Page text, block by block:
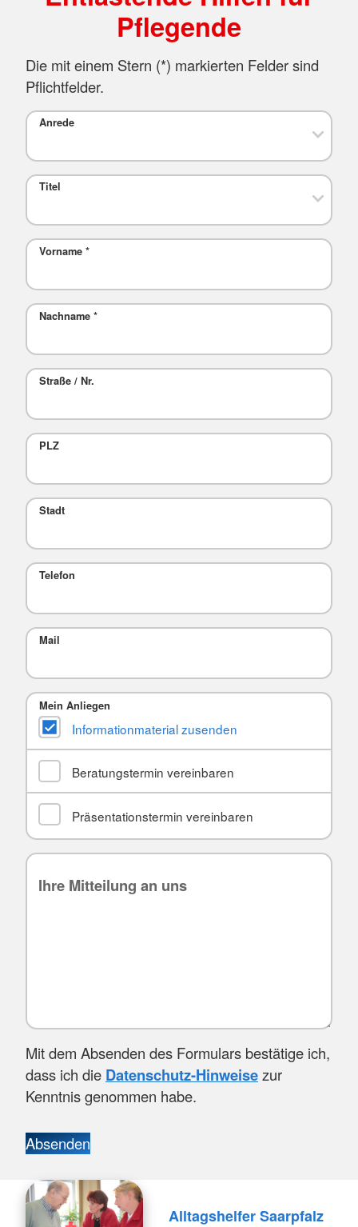
Pflegende
Die mit einem Stern (*) markierten Felder sind
Pflichtfelder.
Anrede
Titel
Vorname *
Nachname *
Straße / Nr.
PLZ
Stadt
Telefon
Mail
Mein Anliegen
Informationmaterial zusenden
Beratungstermin vereinbaren
Präsentationstermin vereinbaren
Mit dem Absenden des Formulars bestätige ich,
dass ich die Datenschutz-Hinweisezur
Kenntnis genommen habe.
Absenden
Alltagshelfer Saarpfalz